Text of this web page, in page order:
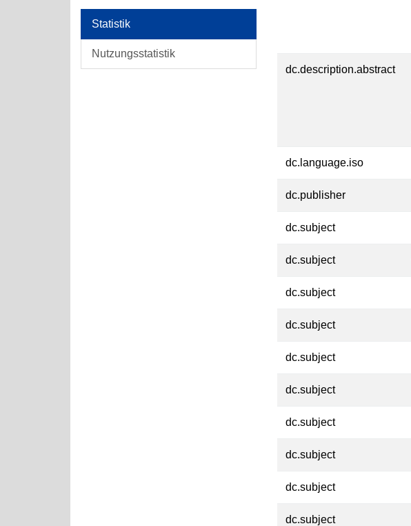
Statistik
Nutzungsstatistik
dc.description.abstract
dc.language.iso
dc.publisher
dc.subject
dc.subject
dc.subject
dc.subject
dc.subject
dc.subject
dc.subject
dc.subject
dc.subject
dc.subject